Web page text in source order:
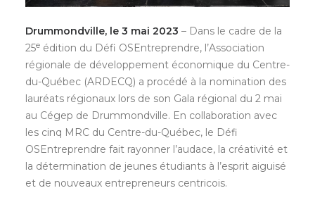
Drummondville, le 3 mai 2023 – Dans le cadre de la
25e édition du Défi OSEntreprendre, l’Association
régionale de développement économique du Centre-
du-Québec (ARDECQ) a procédé à la nomination des
lauréats régionaux lors de son Gala régional du 2 mai
au Cégep de Drummondville. En collaboration avec
les cinq MRC du Centre-du-Québec, le Défi
OSEntreprendre fait rayonner l’audace, la créativité et
la détermination de jeunes étudiants à l’esprit aiguisé
et de nouveaux entrepreneurs centricois.